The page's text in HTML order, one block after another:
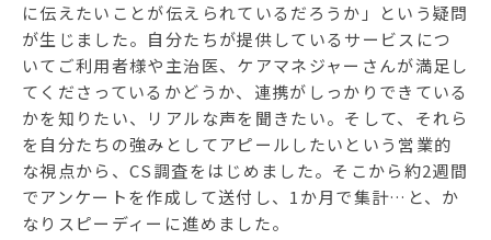
に伝えたいことが伝えられているだろうか」という疑問
が生じました。自分たちが提供しているサービスにつ
いてご利用者様や主治医、ケアマネジャーさんが満足し
てくださっているかどうか、連携がしっかりできている
かを知りたい、リアルな声を聞きたい。そして、それら
を自分たちの強みとしてアピールしたいという営業的
な視点から、CS調査をはじめました。そこから約2週間
でアンケートを作成して送付し、1か月で集計…と、か
なりスピーディーに進めました。